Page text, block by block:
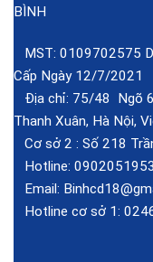
BÌNH
MST: 0109702575
Cấp Ngày 12/7/2021
Địa chỉ: 75/48 Ngõ
Thanh Xuân, Hà Nội,
Cơ sở 2 : Số 218
Hotline: 0902051953
Email:
Hotline cơ sở 1: